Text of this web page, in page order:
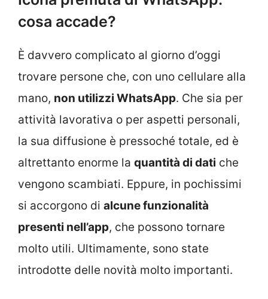
cosa accade?
È davvero complicato al giorno d’oggi
trovare persone che, con uno cellulare alla
mano, non utilizzi WhatsApp. Che sia per
attività lavorativa o per aspetti personali,
la sua diffusione è pressoché totale, ed è
altrettanto enorme la quantità di dati che
vengono scambiati. Eppure, in pochissimi
si accorgono di alcune funzionalità
presenti nell’app, che possono tornare
molto utili. Ultimamente, sono state
introdotte delle novità molto importanti.